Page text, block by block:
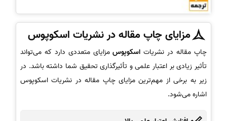
مزایای چاپ مقاله در نشریات اسکوپوس
چاپ مقاله در نشریات اسکوپوسمزایای متعددی دارد که می‌تواند
تأثیر زیادی بر اعتبار علمی و تأثیرگذاری تحقیق شما داشته باشد. در
زیر به برخی از مهم‌ترین مزایای چاپ مقاله در نشریات اسکوپوس
اشاره می‌شود.